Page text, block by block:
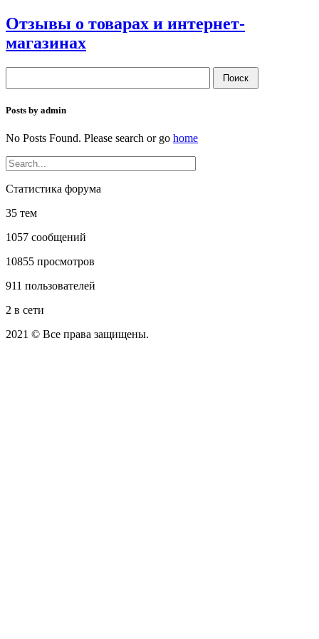
Отзывы о товарах и интернет-
магазинах
Posts by admin
No Posts Found. Please search or go home
Статистика форума
35 тем
1057 сообщений
10855 просмотров
911 пользователей
2 в сети
2021 © Все права защищены.